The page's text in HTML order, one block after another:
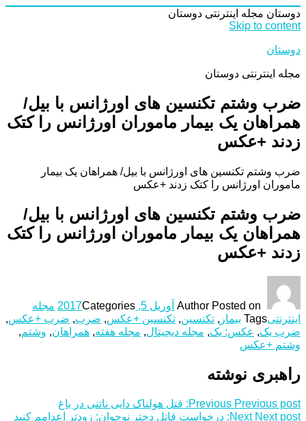
دوستان مجله اینترنتی دوستان
Skip to content
دوستان
مجله اینترنتی دوستان
ضرب وشتم تکنسین های اورژانس با بیل/
همراهان یک بیمار ماموران اورژانس را کتک
زدند +عکس
ضرب وشتم تکنسین های اورژانس با بیل/ همراهان یک بیمار
ماموران اورژانس را کتک زدند +عکس
ضرب وشتم تکنسین های اورژانس با بیل/
همراهان یک بیمار ماموران اورژانس را کتک
زدند +عکس
Author Posted on آوریل 5, 2017 Categories
مجله
اینترنتیTags بیمار , تکنسین, تکنسین +عکس, ضرب, ضرب +عکس,
ضرب یک, عکس: یک, مجله دیجیتال, مجله هفته, همراهان, وشتم,
وشتم +عکس
راهبری نوشته
Previous Previous post:
قتل هولناک دایی ناتنی در باغ
Next Next post:
درخواست قاتل دختر نوجوان: زودتر اعدامم کنید